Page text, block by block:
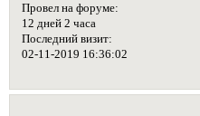
Провел на форуме:
12 дней 2 часа
Последний визит:
02-11-2019 16:36:02